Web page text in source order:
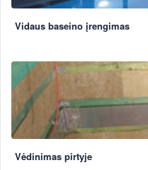
Vidaus baseino įrengimas
Vėdinimas pirtyje